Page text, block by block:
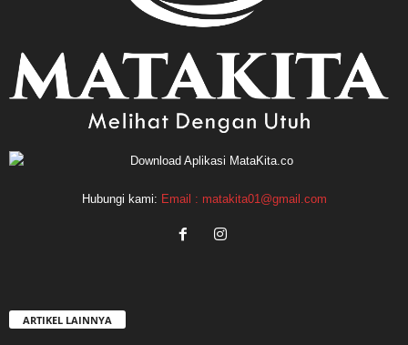
Hubungi kami: Email : matakita01@gmail.com
ARTIKEL LAINNYA